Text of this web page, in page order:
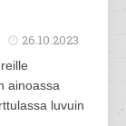
26.10.2023
ainoassa
luvuin